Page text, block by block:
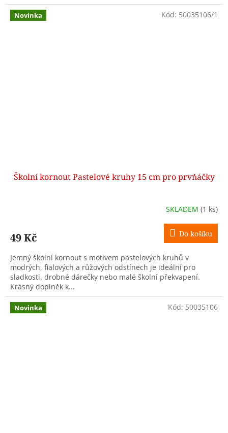
Novinka
Školní kornout Pastelové kruhy 15 cm pro prvňáčky
SKLADEM (1 ks)
49 Kč Do košíku
Jemný školní kornout s motivem pastelových kruhů v
modrých, fialových a růžových odstínech je ideální pro
sladkosti, drobné dárečky nebo malé školní překvapení.
Krásný doplněk k...
Kód: 50035106/1
Novinka Kód: 50035106